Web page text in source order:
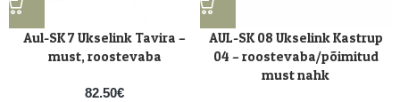
AUL-SK 08 Ukselink Kastrup
04 – roostevaba/põimitud
must nahk
Aul-SK 7 Ukselink Tavira –
must, roostevaba
82.50€